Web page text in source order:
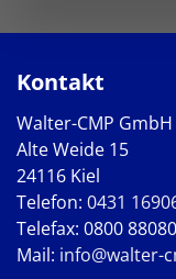
Kontakt
Walter-CMP GmbH
Alte Weide 15
24116 Kiel
Telefon: 0431
Telefax: 0800
Mail: info@walter-